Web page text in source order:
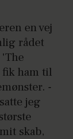
en vej
rådet
fik ham til
-
jeg
skab,